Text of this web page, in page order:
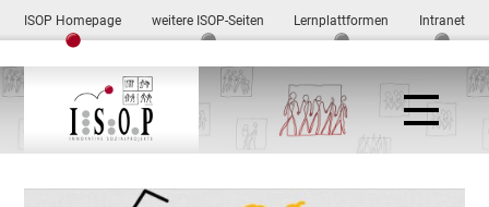
ISOP Homepage weitere ISOP-Seiten Lernplattformen Intranet